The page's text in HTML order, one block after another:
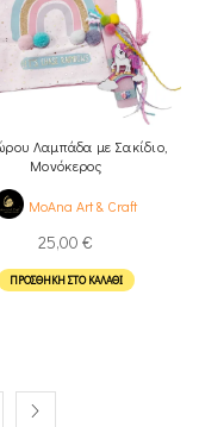
Λαμπάδα με Σακίδιο,
Μονόκερος
MoAna Art & Craft
25,00 €
ΠΡΟΣΘΉΚΗ ΣΤΟ ΚΑΛΆΘΙ